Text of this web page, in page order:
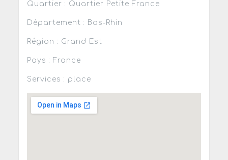
Quartier : Quartier Petite France
Département : Bas-Rhin
Région : Grand Est
Pays : France
Services : place